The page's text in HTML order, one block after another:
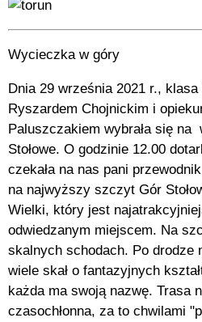
Wycieczka w góry
Dnia 29 września 2021 r.,
Ryszardem Chojnickim i
Paluszczakiem wybrała się
Stołowe. O godzinie 12.00
czekała na nas pani
na najwyższy szczyt Gór
Wielki, który jest
odwiedzanym miejscem. Na
skalnych schodach. Po drodze
wiele skał o fantazyjnych
każda ma swoją nazwę. Trasa
czasochłonna, za to chwilami